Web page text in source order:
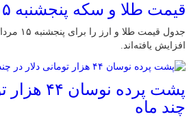
قیمت طلا و سکه پنجشنبه ۱۵ مرداد
جدول
افزایش یافته‌اند.
پشت پرده
چند ماه